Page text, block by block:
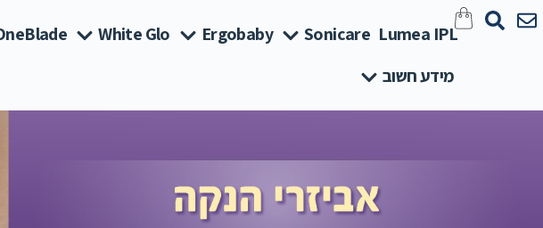
Lumea IPL
Sonicare
Ergobaby
White Glo
מידע חשוב